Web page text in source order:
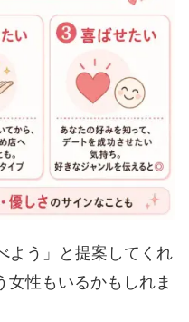
う」と提案してくれ
女性もいるかもしれま